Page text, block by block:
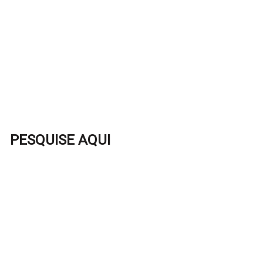
PESQUISE AQUI